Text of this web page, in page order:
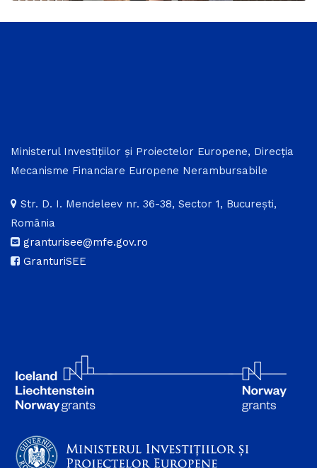
Ministerul Investițiilor și Proiectelor Europene, Direcția
Mecanisme Financiare Europene Nerambursabile
Str. D. I. Mendeleev nr. 36-38, Sector 1, București,
România
granturisee@mfe.gov.ro
GranturiSEE